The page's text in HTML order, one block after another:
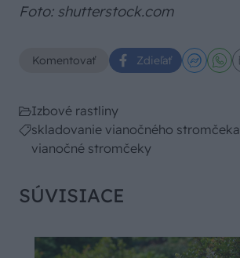
Foto: shutterstock.com
Komentovať Zdieľať
Izbové rastliny
skladovanie vianočného stromčeka
vianočné stromčeky
SÚVISIACE